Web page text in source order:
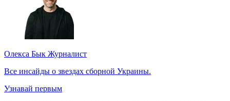
Олекса Бык Журналист
Все инсайды о звездах сборной Украины.
Узнавай первым